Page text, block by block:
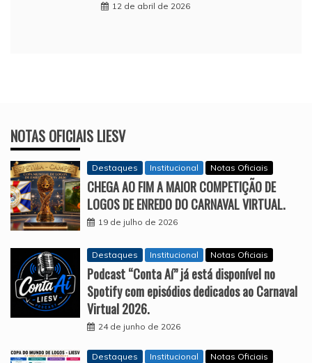
12 de abril de 2026
NOTAS OFICIAIS LIESV
Destaques Institucional Notas Oficiais
CHEGA AO FIM A MAIOR COMPETIÇÃO DE
LOGOS DE ENREDO DO CARNAVAL VIRTUAL.
19 de julho de 2026
Destaques Institucional Notas Oficiais
Podcast “Conta Aí” já está disponível no
Spotify com episódios dedicados ao Carnaval
Virtual 2026.
24 de junho de 2026
Destaques Institucional Notas Oficiais